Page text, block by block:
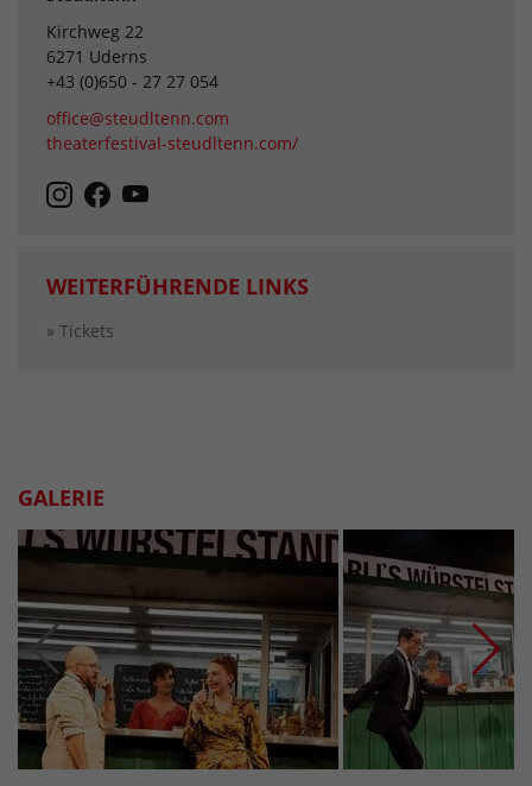
Kirchweg 22
6271 Uderns
+43 (0)650 - 27 27 054
office@steudltenn.com
theaterfestival-steudltenn.com/
WEITERFÜHRENDE LINKS
» Tickets
GALERIE